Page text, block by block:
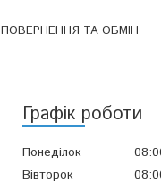
ПОВЕРНЕННЯ ТА ОБМІН
Графік роботи
Понеділок
Вівторок